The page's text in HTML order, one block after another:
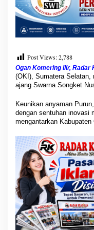
Post Views:2,788
Ogan Komering Ilir, Radar
(OKI), Sumatera Selatan,
ajang Swarna Songket
Keunikan anyaman
dengan sentuhan inovasi
mengantarkan